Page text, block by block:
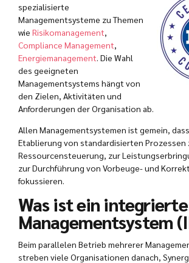
spezialisierte
Managementsysteme zu Themen
wie Risikomanagement,
Compliance Management,
Energiemanagement. Die Wahl
des geeigneten
Managementsystems hängt von
den Zielen, Aktivitäten und
Anforderungen der Organisation ab.
Allen Managementsystemen ist gemein,
Etablierung von standardisierten Prozessen
Ressourcensteuerung, zur
zur Durchführung von Vorbeuge- und
fokussieren.
Was ist ein
Managementsystem
Beim parallelen Betrieb mehrerer
streben viele Organisationen danach,